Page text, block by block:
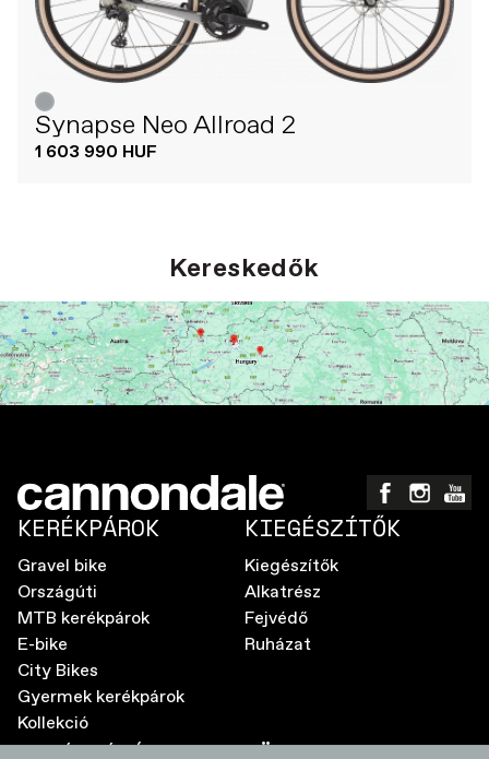
Synapse Neo Allroad 2
1 603 990 HUF
Kereskedők
KERÉKPÁROK
Gravel bike
Országúti
MTB kerékpárok
E-bike
City Bikes
Gyermek kerékpárok
Kollekció
KIEGÉSZÍTŐK
Kiegészítők
Alkatrész
Fejvédő
Ruházat